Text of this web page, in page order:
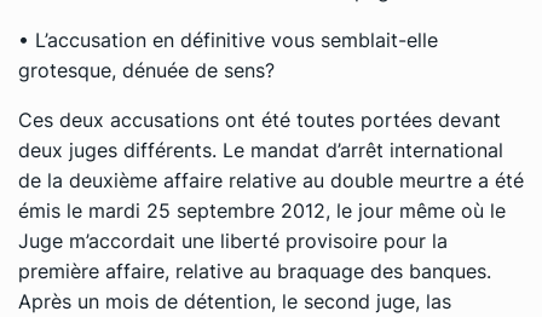
• L’accusation en définitive vous semblait-elle
grotesque, dénuée de sens?
Ces deux accusations ont été toutes portées devant
deux juges différents. Le mandat d’arrêt international
de la deuxième affaire relative au double meurtre a été
émis le mardi 25 septembre 2012, le jour même où le
Juge m’accordait une liberté provisoire pour la
première affaire, relative au braquage des banques.
Après un mois de détention, le second juge, las